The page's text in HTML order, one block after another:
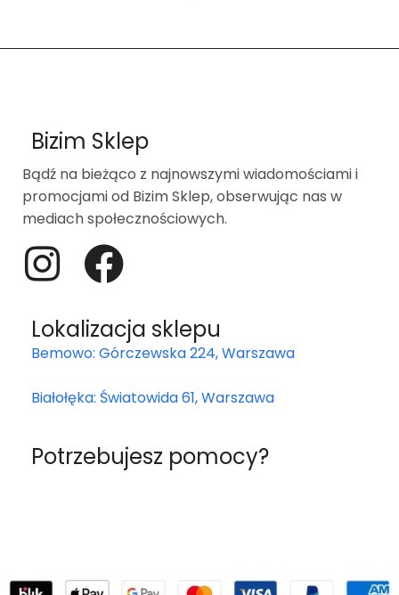
Bizim Sklep
Bądź na bieżąco z najnowszymi wiadomościami i
promocjami od Bizim Sklep, obserwując nas w
mediach społecznościowych.
Lokalizacja sklepu
Bemowo: Górczewska 224, Warszawa
Białołęka: Światowida 61, Warszawa
Potrzebujesz pomocy?